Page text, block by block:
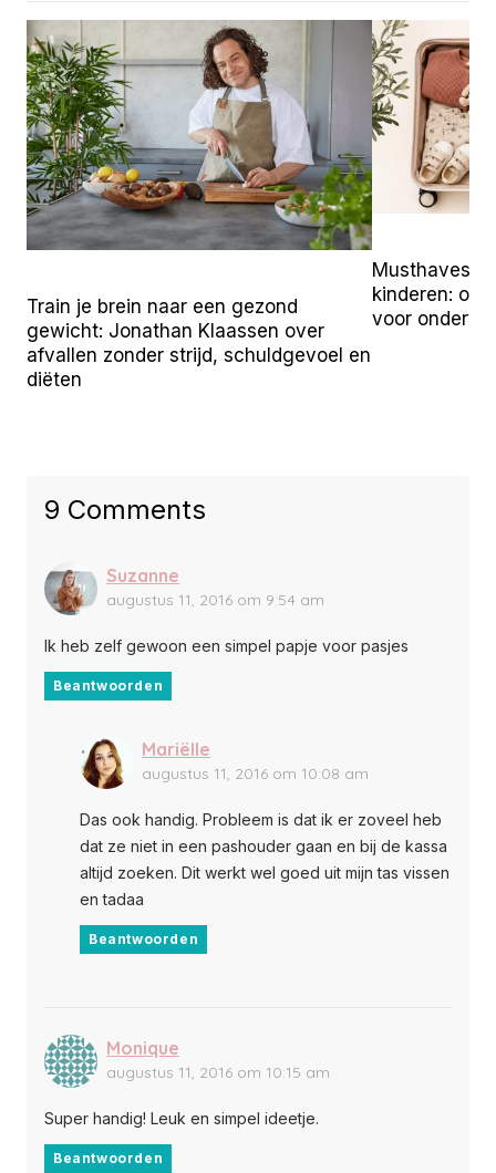
Train je brein naar een gezond
gewicht: Jonathan Klaassen over
afvallen zonder strijd, schuldgevoel en
diëten
Musthaves
kinderen:
voor
9 Comments
Suzanne
augustus 11, 2016 om 9:54 am
Ik heb zelf gewoon een simpel papje voor pasjes
Beantwoorden
Mariëlle
augustus 11, 2016 om 10:08 am
Das ook handig. Probleem is dat ik er zoveel heb
dat ze niet in een pashouder gaan en bij de kassa
altijd zoeken. Dit werkt wel goed uit mijn tas vissen
en tadaa
Beantwoorden
Monique
augustus 11, 2016 om 10:15 am
Super handig! Leuk en simpel ideetje.
Beantwoorden